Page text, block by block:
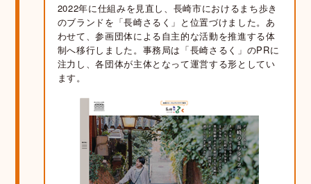
2022年に仕組みを見直し、長崎市におけるまち歩き
のブランドを「長崎さるく」と位置づけました。あ
わせて、参画団体による自主的な活動を推進する体
制へ移行しました。事務局は「長崎さるく」のPRに
注力し、各団体が主体となって運営する形としてい
ます。